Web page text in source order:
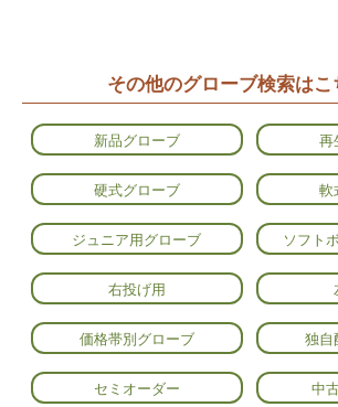
その他のグローブ検索はこ
新品グローブ 再
硬式グローブ 軟
ジュニア用グローブ ソフト
右投げ用
価格帯別グローブ 独自
セミオーダー 中